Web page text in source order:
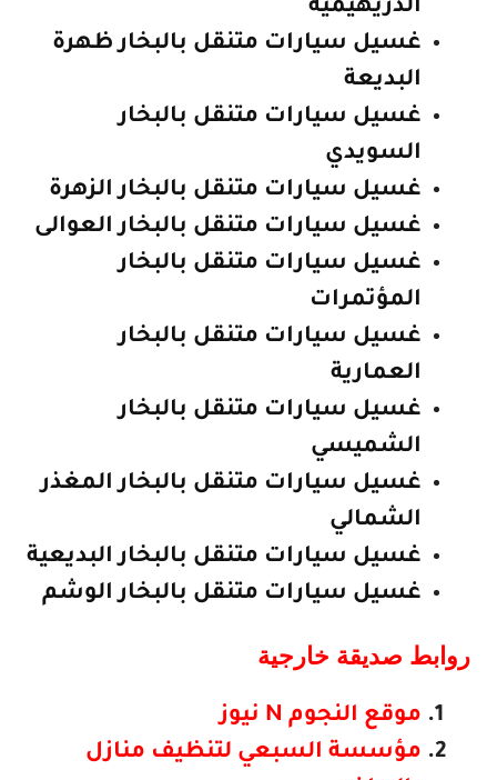
الدريهيمية
غسيل سيارات متنقل بالبخار ظهرة
البديعة
غسيل سيارات متنقل بالبخار
السويدي
غسيل سيارات متنقل بالبخار الزهرة
غسيل سيارات متنقل بالبخار العوالى
غسيل سيارات متنقل بالبخار
المؤتمرات
غسيل سيارات متنقل بالبخار
العمارية
غسيل سيارات متنقل بالبخار
الشميسي
غسيل سيارات متنقل بالبخار المغذر
الشمالي
غسيل سيارات متنقل بالبخار البديعية
غسيل سيارات متنقل بالبخار الوشم
روابط صديقة خارجية
موقع النجوم N نيوز
مؤسسة السبعي لتنظيف منازل